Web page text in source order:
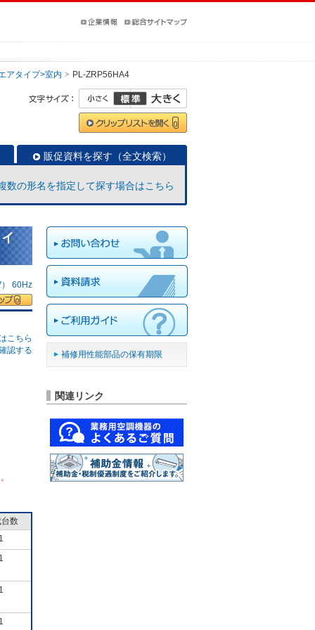
アタイプ>室内 PL-ZRP56HA4
販促資料を探す（全文検索）
数の形名を指定して探す場合はこちら
60Hz
こちら
認する
数
補修用性能部品の保有期限
関連リンク